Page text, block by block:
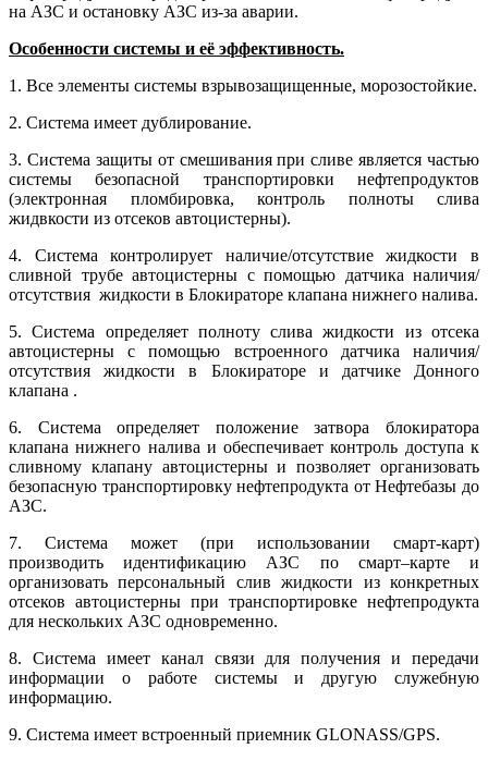
на АЗС и остановку АЗС из-за аварии.
Особенности системы и её эффективность.
1. Все элементы системы взрывозащищенные, морозостойкие.
2. Система имеет дублирование.
3. Система защиты от смешивания при сливе является частью
системы безопасной транспортировки нефтепродуктов
(электронная пломбировка, контроль полноты слива
жидвкости из отсеков автоцистерны).
4. Система контролирует наличие/отсутствие жидкости в
сливной трубе автоцистерны с помощью датчика наличия/
отсутствия жидкости в Блокираторе клапана нижнего налива.
5. Система определяет полноту слива жидкости из отсека
автоцистерны с помощью встроенного датчика наличия/
отсутствия жидкости в Блокираторе и датчике Донного
клапана .
6. Система определяет положение затвора блокиратора
клапана нижнего налива и обеспечивает контроль доступа к
сливному клапану автоцистерны и позволяет организовать
безопасную транспортировку нефтепродукта от Нефтебазы до
АЗС.
7. Система может (при использовании смарт-карт)
производить идентификацию АЗС по смарт–карте и
организовать персональный слив жидкости из конкретных
отсеков автоцистерны при транспортировке нефтепродукта
для нескольких АЗС одновременно.
8. Система имеет канал связи для получения и передачи
информации о работе системы и другую служебную
информацию.
9. Система имеет встроенный приемник GLONASS/GPS.